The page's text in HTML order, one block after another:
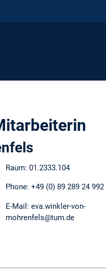
Raum: 01.2333.104
Phone: +49 (0) 89 289 24 992
E-Mail: eva.winkler-von-
mohrenfels@tum.de